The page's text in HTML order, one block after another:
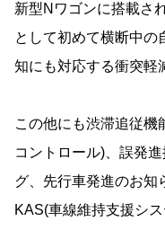
新型Nワゴンに搭載さ
として初めて横断中の
知にも対応する衝突軽
この他にも渋滞追従機
コントロール)、誤発
グ、先行車発進のお知
KAS(車線維持支援シ